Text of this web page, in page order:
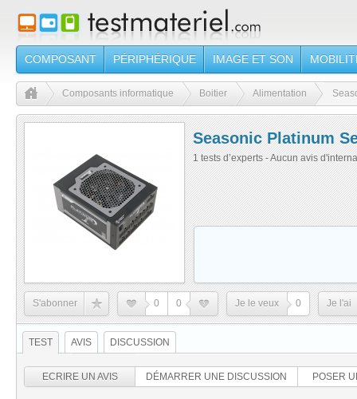
COMPOSANT PÉRIPHÉRIQUE IMAGE ET SON
Composants informatique Boitier Alimentation
Seasonic Platinum
1 tests d’experts - Aucun avis
S'abonner 0 0 Je le veux 0 Je l'ai
TEST AVIS DISCUSSION
ECRIRE UN AVIS DÉMARRER UNE DISCUSSION POSER